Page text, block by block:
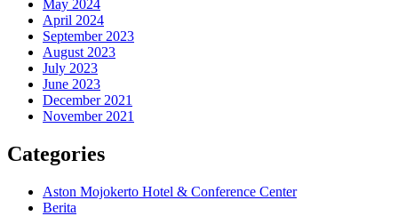
May 2024
April 2024
September 2023
August 2023
July 2023
June 2023
December 2021
November 2021
Categories
Aston Mojokerto Hotel & Conference Center
Berita